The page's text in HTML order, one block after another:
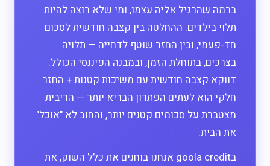
ברמה שהרגיל אליה עצמו, ומי שלא רוצה להיות
תלוי בילדים. ההחלטה בין קצבה חודשית לסכום
חד-פעמי, ובין החזר שוטף לדחייה — תלויה
בצרכים, בתוחלת הזמן, ובמבנה הפיננסי הכולל.
דווקא קצבה חודשית עם משיכות קטנות + החזר
חלקי הוא לעתים הפתרון הבריא יותר — הריבית
מצטברת על סכומים קטנים יותר, והחוב לא "אוכל"
את הבית.
בgoola credit אנחנו בוחנים את כלל השוק, את